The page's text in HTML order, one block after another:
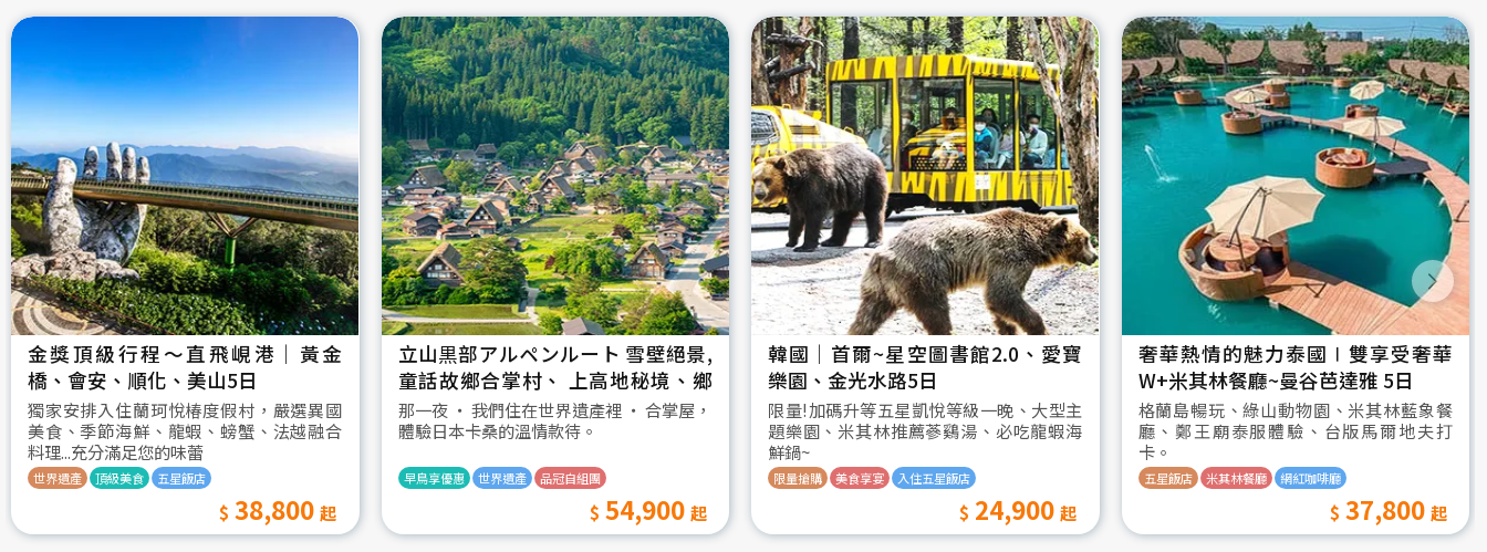
金獎頂級行程～直飛峴港｜黃金
橋、會安、順化、美山5日
獨家安排入住蘭珂悅椿度假村，嚴選異國
美食、季節海鮮、龍蝦、螃蟹、法越融合
料理...充分滿足您的味蕾
世界遺產 頂級美食 五星飯店
38,800
立山黒部アルペンルート 雪壁絕景,
童話故鄉合掌村、 上高地秘境、鄉
村古街町5日
那一夜 ‧ 我們住在世界遺產裡 ‧ 合掌屋，
體驗日本卡桑的溫情款待。
早鳥享優惠 世界遺產 品冠自組團
54,900
韓國│首爾~星空圖書館2.0、愛寶
樂園、金光水路5日
限量!加碼升等五星凱悅等級一晚、大型主
題樂園、米其林推薦蔘鷄湯、必吃龍蝦海
鮮鍋~
限量搶購 美食享宴 入住五星飯店
24,900
奢華熱情的魅力泰國∣雙享受奢華
W+米其林餐廳~曼谷芭達雅 5日
格蘭島暢玩、綠山動物園、米其林藍象餐
廳、鄭王廟泰服體驗、台版馬爾地夫打
卡。
五星飯店 米其林餐廳 網紅咖啡廳
37,800